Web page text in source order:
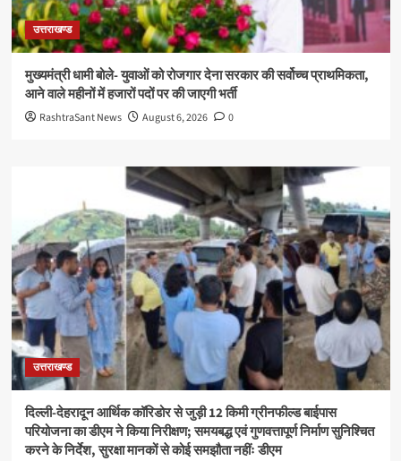
उत्तराखण्ड
मुख्यमंत्री धामी बोले- युवाओं को रोजगार देना सरकार की सर्वोच्च प्राथमिकता,
आने वाले महीनों में हजारों पदों पर की जाएगी भर्ती
RashtraSant News August 6, 2026 0
उत्तराखण्ड
दिल्ली-देहरादून आर्थिक कॉरिडोर से जुड़ी 12 किमी ग्रीनफील्ड बाईपास
परियोजना का डीएम ने किया निरीक्षण; समयबद्ध एवं गुणवत्तापूर्ण निर्माण सुनिश्चित
करने के निर्देश, सुरक्षा मानकों से कोई समझौता नहींः डीएम